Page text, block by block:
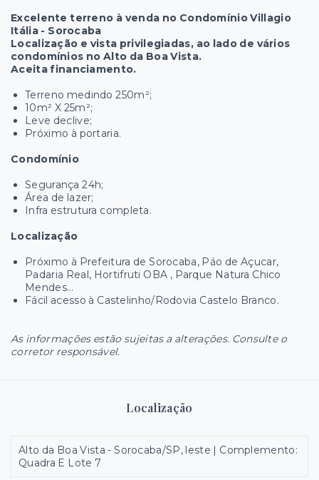
Excelente terreno à venda no Condomínio Villagio
Itália - Sorocaba
Localização e vista privilegiadas, ao lado de vários
condomínios no Alto da Boa Vista.
Aceita financiamento.
Terreno medindo 250m²;
10m² X 25m²;
Leve declive;
Próximo à portaria.
Condomínio
Segurança 24h;
Área de lazer;
Infra estrutura completa.
Localização
Próximo à Prefeitura de Sorocaba, Páo de Açucar,
Padaria Real, Hortifruti OBA , Parque Natura Chico
Mendes...
Fácil acesso à Castelinho/Rodovia Castelo Branco.
As informações estão sujeitas a alterações. Consulte o
corretor responsável.
Localização
Alto da Boa Vista - Sorocaba/SP, leste | Complemento:
Quadra E Lote 7